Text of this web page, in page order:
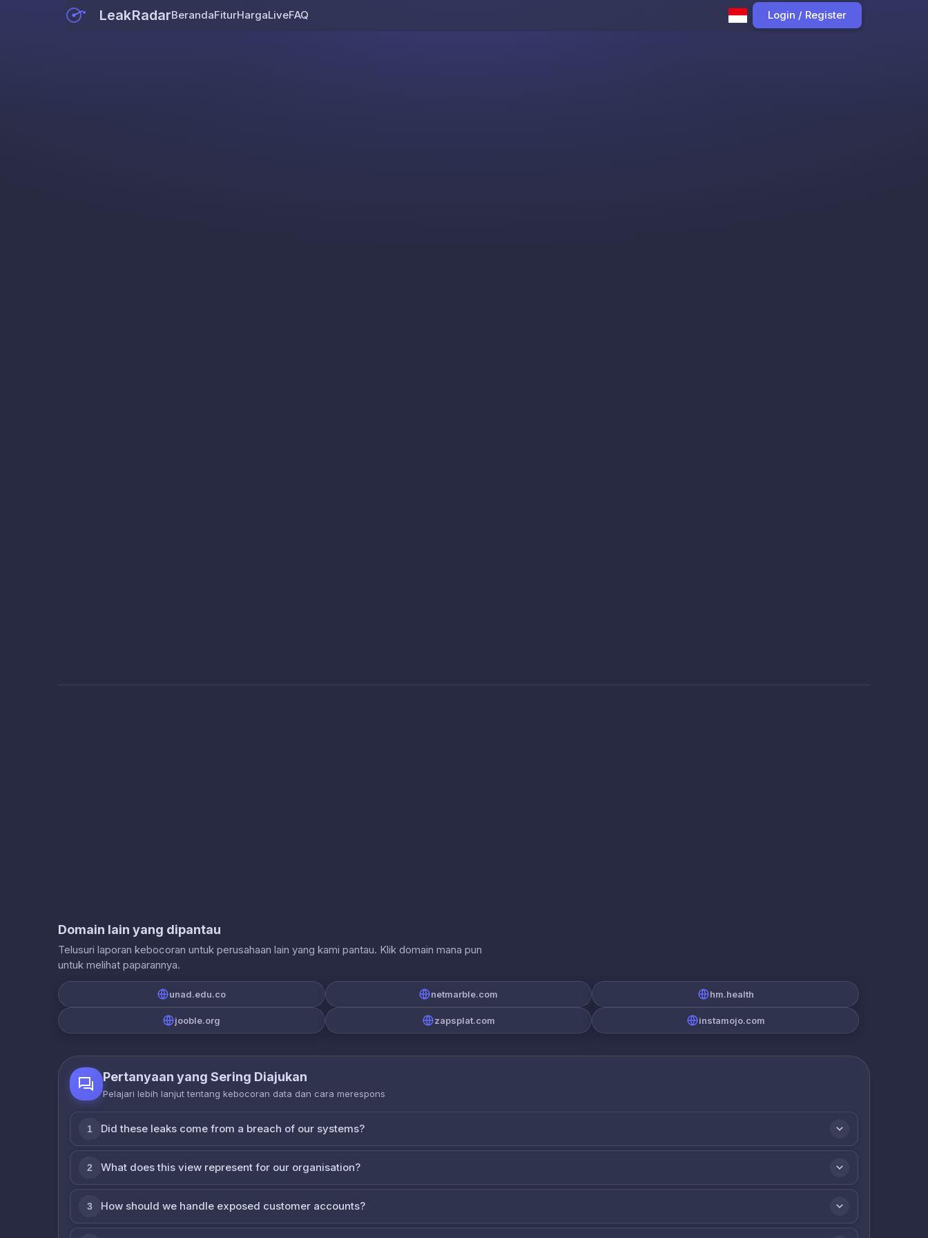
LeakRadarBerandaFiturHargaLiveFAQ Login / Register
Domain lain yang dipantau
Telusuri laporan kebocoran untuk perusahaan lain yang kami pantau. Klik domain mana pun
untuk melihat paparannya.
unad.edu.co netmarble.com hm.health
jooble.org zapsplat.com instamojo.com
Pertanyaan yang Sering Diajukan
Pelajari lebih lanjut tentang kebocoran data dan cara merespons
1 Did these leaks come from a breach of our systems?
2 What does this view represent for our organisation?
3 How should we handle exposed customer accounts?